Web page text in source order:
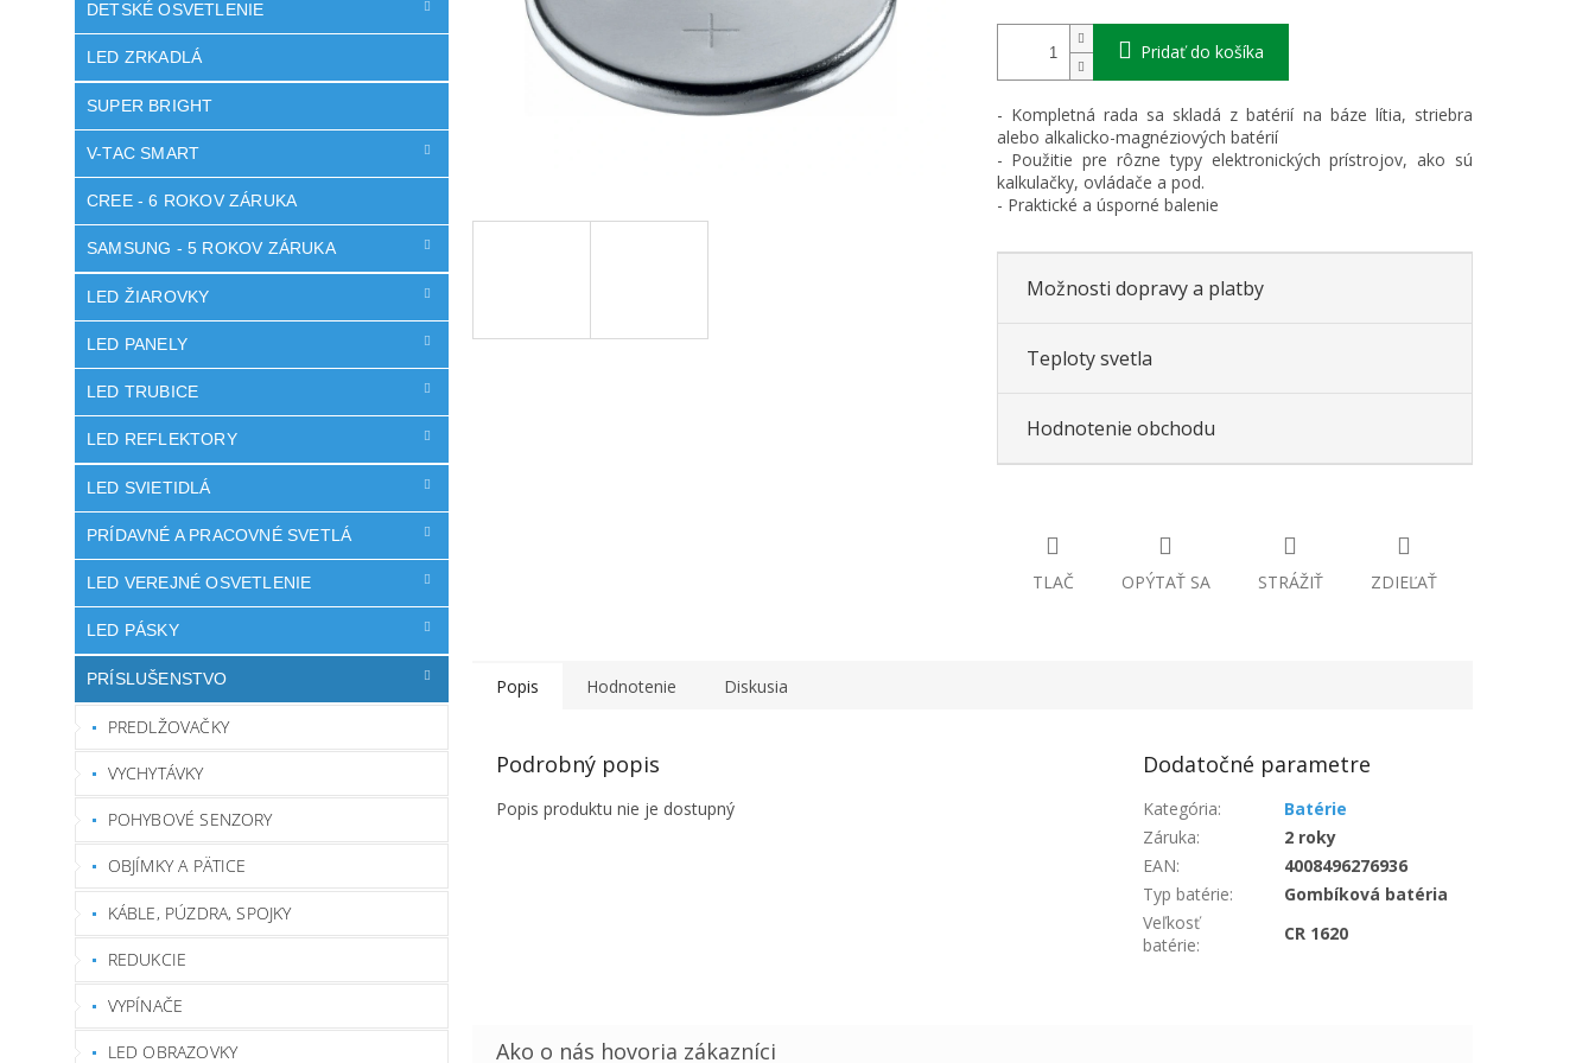
DETSKÉ OSVETLENIE
LED ZRKADLÁ
SUPER BRIGHT
V-TAC SMART
CREE - 6 ROKOV ZÁRUKA
SAMSUNG - 5 ROKOV ZÁRUKA
LED ŽIAROVKY
LED PANELY
LED TRUBICE
LED REFLEKTORY
LED SVIETIDLÁ
PRÍDAVNÉ A PRACOVNÉ SVETLÁ
LED VEREJNÉ OSVETLENIE
LED PÁSKY
PRÍSLUŠENSTVO
PREDLŽOVAČKY
VYCHYTÁVKY
POHYBOVÉ SENZORY
OBJÍMKY A PÄTICE
KÁBLE, PÚZDRA, SPOJKY
REDUKCIE
VYPÍNAČE
LED OBRAZOVKY
Pridať do košíka
- Kompletná rada sa skladá z batérií na báze lítia, striebra
alebo alkalicko-magnéziových batérií
- Použitie pre rôzne typy elektronických prístrojov, ako sú
kalkulačky, ovládače a pod.
- Praktické a úsporné balenie
Možnosti dopravy a platby
Teploty svetla
Hodnotenie obchodu
TLAČ OPÝTAŤ SA STRÁŽIŤ ZDIEĽAŤ
Popis Hodnotenie Diskusia
Podrobný popis
Popis produktu nie je dostupný
Dodatočné parametre
Kategória:
Batérie
Záruka:
2 roky
EAN:
4008496276936
Typ batérie:
Gombíková batéria
Veľkosť
batérie:
CR 1620